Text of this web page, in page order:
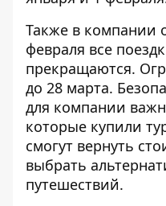
Также в компании
февраля все
прекращаются.
до 28 марта.
для компании
которые купили
смогут вернуть
выбрать
путешествий.